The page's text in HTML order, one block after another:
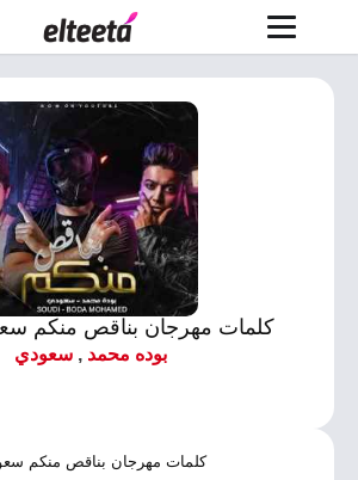
كلمات مهرجان بناقص منكم
بوده محمد , سعودي
كلمات مهرجان بناقص منكم